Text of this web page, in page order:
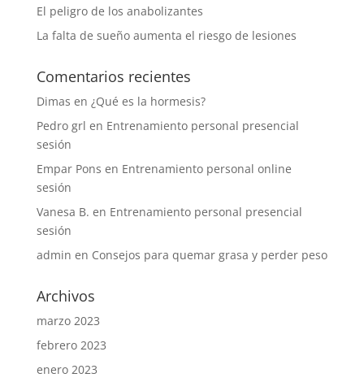
El peligro de los anabolizantes
La falta de sueño aumenta el riesgo de lesiones
Comentarios recientes
Dimas en ¿Qué es la hormesis?
Pedro grl en Entrenamiento personal presencial
sesión
Empar Pons en Entrenamiento personal online
sesión
Vanesa B. en Entrenamiento personal presencial
sesión
admin en Consejos para quemar grasa y perder peso
Archivos
marzo 2023
febrero 2023
enero 2023